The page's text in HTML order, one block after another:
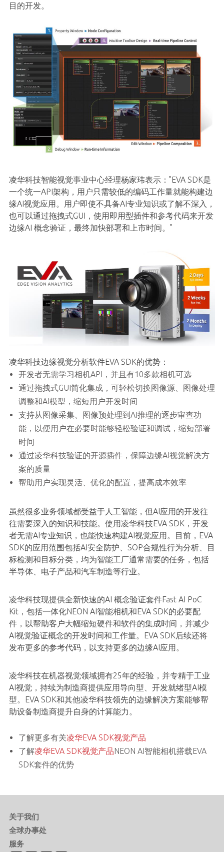
目的开发。
凌华科技智能视觉事业中心经理杨家玮表示："EVA SDK是
一个统一API架构，用户只需较低的编码工作量就能构建边
缘AI视觉应用。用户即使不具备AI专业知识或了解不深入，
也可以通过拖拽式GUI，使用即用型插件和参考代码来开发
边缘AI 概念验证，最终加快部署和上市时间。"
凌华科技边缘视觉分析软件EVA SDK的优势：
开发者无需学习相机API，并且有10多款相机可选
通过拖拽式GUI简化集成，可轻松切换图像源、图像处理
调整和AI模型，缩短用户开发时间
支持从图像采集、图像预处理到AI推理的逐步审查功
能，以便用户在必要时能够轻松验证和调试，缩短部署
时间
通过凌华科技验证的开源插件，保障边缘AI视觉解决方
案的质量
帮助用户实现灵活、优化的配置，提高成本效率
虽然很多业务领域都受益于人工智能，但AI应用的开发往
往需要深入的知识和技能。使用凌华科技EVA SDK，开发
者无需AI专业知识，也能快速构建AI视觉应用。目前，EVA
SDK的应用范围包括AI安全防护、SOP合规性行为分析、目
标检测和目标分类，均为智能工厂通常需要的任务，包括
半导体、电子产品和汽车制造等行业。
凌华科技现提供全新快速的AI 概念验证套件Fast AI PoC
Kit，包括一体化NEON AI智能相机和EVA SDK的必要配
件，以帮助客户大幅缩短硬件和软件的集成时间，并减少
AI视觉验证概念的开发时间和工作量。EVA SDK后续还将
发布更多的参考代码，以支持更多的边缘AI应用。
凌华科技在机器视觉领域拥有25年的经验，并专精于工业
AI视觉，持续为制造商提供应用导向型、开发就绪型AI模
型。EVA SDK和其他凌华科技领先的边缘解决方案能够帮
助设备制造商提升自身的计算能力。
了解更多有关凌华EVA SDK视觉产品
了解凌华EVA SDK视觉产品NEON AI智能相机搭载EVA
SDK套件的优势
关于我们
全球办事处
服务